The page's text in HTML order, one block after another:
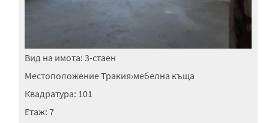
Вид на имота: 3-стаен
МестоположениеТракия›мебелна къща
Квадратура: 101
Етаж: 7